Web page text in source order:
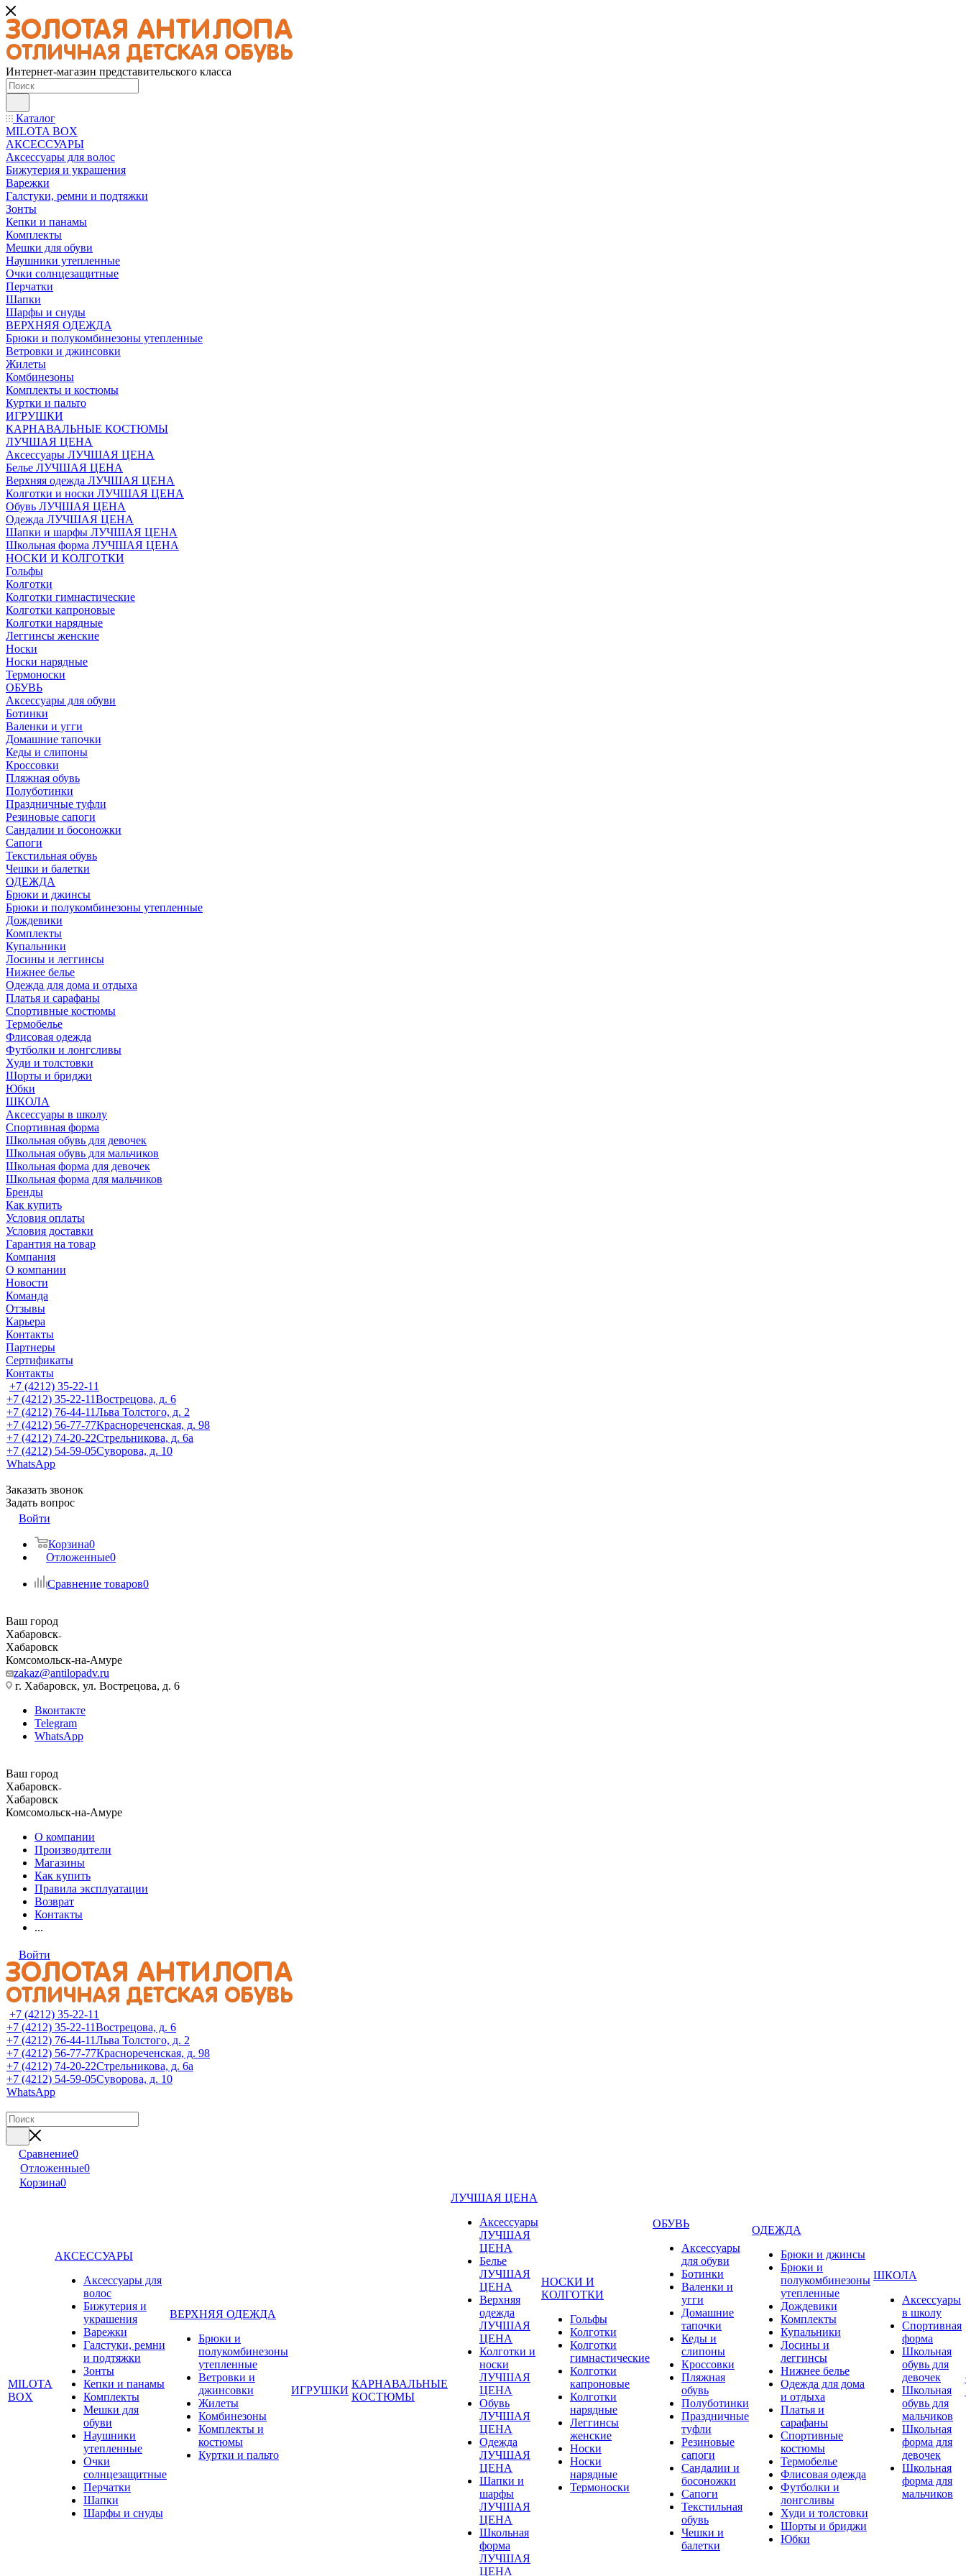
Интернет-магазин представительского класса
Каталог
MILOTA BOX
АКСЕССУАРЫ
Аксессуары для волос
Бижутерия и украшения
Варежки
Галстуки, ремни и подтяжки
Зонты
Кепки и панамы
Комплекты
Мешки для обуви
Наушники утепленные
Очки солнцезащитные
Перчатки
Шапки
Шарфы и снуды
ВЕРХНЯЯ ОДЕЖДА
Брюки и полукомбинезоны утепленные
Ветровки и джинсовки
Жилеты
Комбинезоны
Комплекты и костюмы
Куртки и пальто
ИГРУШКИ
КАРНАВАЛЬНЫЕ КОСТЮМЫ
ЛУЧШАЯ ЦЕНА
Аксессуары ЛУЧШАЯ ЦЕНА
Белье ЛУЧШАЯ ЦЕНА
Верхняя одежда ЛУЧШАЯ ЦЕНА
Колготки и носки ЛУЧШАЯ ЦЕНА
Обувь ЛУЧШАЯ ЦЕНА
Одежда ЛУЧШАЯ ЦЕНА
Шапки и шарфы ЛУЧШАЯ ЦЕНА
Школьная форма ЛУЧШАЯ ЦЕНА
НОСКИ И КОЛГОТКИ
Гольфы
Колготки
Колготки гимнастические
Колготки капроновые
Колготки нарядные
Леггинсы женские
Носки
Носки нарядные
Термоноски
ОБУВЬ
Аксессуары для обуви
Ботинки
Валенки и угги
Домашние тапочки
Кеды и слипоны
Кроссовки
Пляжная обувь
Полуботинки
Праздничные туфли
Резиновые сапоги
Сандалии и босоножки
Сапоги
Текстильная обувь
Чешки и балетки
ОДЕЖДА
Брюки и джинсы
Брюки и полукомбинезоны утепленные
Дождевики
Комплекты
Купальники
Лосины и леггинсы
Нижнее белье
Одежда для дома и отдыха
Платья и сарафаны
Спортивные костюмы
Термобелье
Флисовая одежда
Футболки и лонгсливы
Худи и толстовки
Шорты и бриджи
Юбки
ШКОЛА
Аксессуары в школу
Спортивная форма
Школьная обувь для девочек
Школьная обувь для мальчиков
Школьная форма для девочек
Школьная форма для мальчиков
Бренды
Как купить
Условия оплаты
Условия доставки
Гарантия на товар
Компания
О компании
Новости
Команда
Отзывы
Карьера
Контакты
Партнеры
Сертификаты
Контакты
+7 (4212) 35-22-11
+7 (4212) 35-22-11Вострецова, д. 6
+7 (4212) 76-44-11Льва Толстого, д. 2
+7 (4212) 56-77-77Краснореченская, д. 98
+7 (4212) 74-20-22Стрельникова, д. 6а
+7 (4212) 54-59-05Суворова, д. 10
WhatsApp
Заказать звонок
Задать вопрос
Войти
Корзина0
Отложенные0
Сравнение товаров0
Ваш город
Хабаровск
Хабаровск
Комсомольск-на-Амуре
zakaz@antilopadv.ru
г. Хабаровск, ул. Вострецова, д. 6
Вконтакте
Telegram
WhatsApp
Ваш город
Хабаровск
Хабаровск
Комсомольск-на-Амуре
О компании
Производители
Магазины
Как купить
Правила эксплуатации
Возврат
Контакты
...
Войти
+7 (4212) 35-22-11
+7 (4212) 35-22-11Вострецова, д. 6
+7 (4212) 76-44-11Льва Толстого, д. 2
+7 (4212) 56-77-77Краснореченская, д. 98
+7 (4212) 74-20-22Стрельникова, д. 6а
+7 (4212) 54-59-05Суворова, д. 10
WhatsApp
Сравнение0
Отложенные0
Корзина0
MILOTA
BOX
АКСЕССУАРЫ
Аксессуары для
волос
Бижутерия и
украшения
Варежки
Галстуки, ремни
и подтяжки
Зонты
Кепки и панамы
Комплекты
Мешки для
обуви
Наушники
утепленные
Очки
солнцезащитные
Перчатки
Шапки
Шарфы и снуды
ВЕРХНЯЯ ОДЕЖДА
Брюки и
полукомбинезоны
утепленные
Ветровки и
джинсовки
Жилеты
Комбинезоны
Комплекты и
костюмы
Куртки и пальто
ИГРУШКИ
КАРНАВАЛЬНЫЕ
КОСТЮМЫ
ЛУЧШАЯ ЦЕНА
Аксессуары
ЛУЧШАЯ
ЦЕНА
Белье
ЛУЧШАЯ
ЦЕНА
Верхняя
одежда
ЛУЧШАЯ
ЦЕНА
Колготки и
носки
ЛУЧШАЯ
ЦЕНА
Обувь
ЛУЧШАЯ
ЦЕНА
Одежда
ЛУЧШАЯ
ЦЕНА
Шапки и
шарфы
ЛУЧШАЯ
ЦЕНА
Школьная
форма
ЛУЧШАЯ
ЦЕНА
НОСКИ И
КОЛГОТКИ
Гольфы
Колготки
Колготки
гимнастические
Колготки
капроновые
Колготки
нарядные
Леггинсы
женские
Носки
Носки
нарядные
Термоноски
ОБУВЬ
Аксессуары
для обуви
Ботинки
Валенки и
угги
Домашние
тапочки
Кеды и
слипоны
Кроссовки
Пляжная
обувь
Полуботинки
Праздничные
туфли
Резиновые
сапоги
Сандалии и
босоножки
Сапоги
Текстильная
обувь
Чешки и
балетки
ОДЕЖДА
Брюки и джинсы
Брюки и
полукомбинезоны
утепленные
Дождевики
Комплекты
Купальники
Лосины и
леггинсы
Нижнее белье
Одежда для дома
и отдыха
Платья и
сарафаны
Спортивные
костюмы
Термобелье
Флисовая одежда
Футболки и
лонгсливы
Худи и толстовки
Шорты и бриджи
Юбки
ШКОЛА
Аксессуары
в школу
Спортивная
форма
Школьная
обувь для
девочек
Школьная
обувь для
мальчиков
Школьная
форма для
девочек
Школьная
форма для
мальчиков